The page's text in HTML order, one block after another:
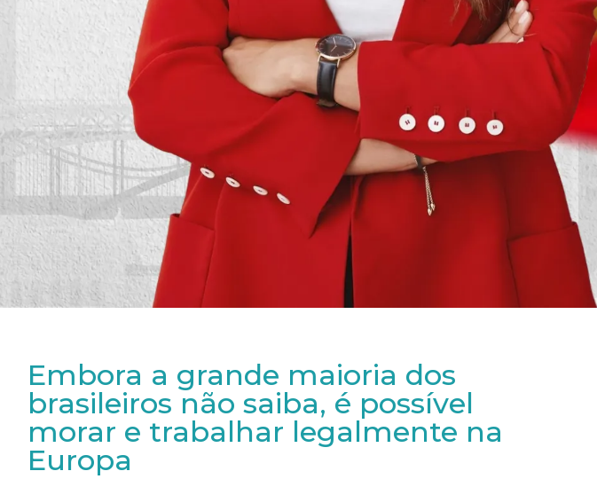
Embora a grande maioria dos
brasileiros não saiba, é possível
morar e trabalhar legalmente na
Europa